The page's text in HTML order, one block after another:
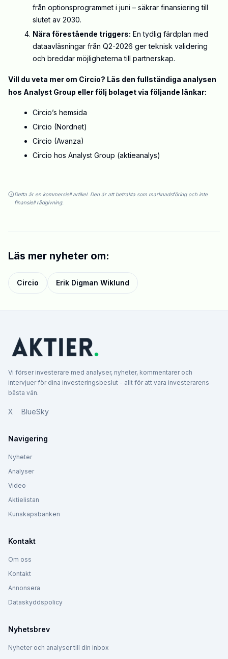
från optionsprogrammet i juni – säkrar finansiering till
slutet av 2030.
Nära förestående triggers: En tydlig färdplan med
dataavläsningar från Q2-2026 ger teknisk validering
och breddar möjligheterna till partnerskap.
Vill du veta mer om Circio? Läs den fullständiga analysen
hos Analyst Group eller följ bolaget via följande länkar:
Circio’s hemsida
Circio (Nordnet)
Circio (Avanza)
Circio hos Analyst Group (aktieanalys)
Detta är en kommersiell artikel. Den är att betrakta som marknadsföring och inte
finansiell rådgivning.
Läs mer nyheter om:
Circio Erik Digman Wiklund
Vi förser investerare med analyser, nyheter, kommentarer och
intervjuer för dina investeringsbeslut - allt för att vara investerarens
bästa vän.
X BlueSky
Navigering
Nyheter
Analyser
Video
Aktielistan
Kunskapsbanken
Kontakt
Om oss
Kontakt
Annonsera
Dataskyddspolicy
Nyhetsbrev
Nyheter och analyser till din inbox